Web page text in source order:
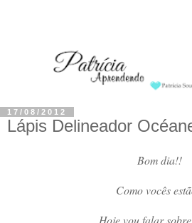
17/08/2012
Lápis Delineador
Bom dia!!
Como vocês
Hoje vou falar